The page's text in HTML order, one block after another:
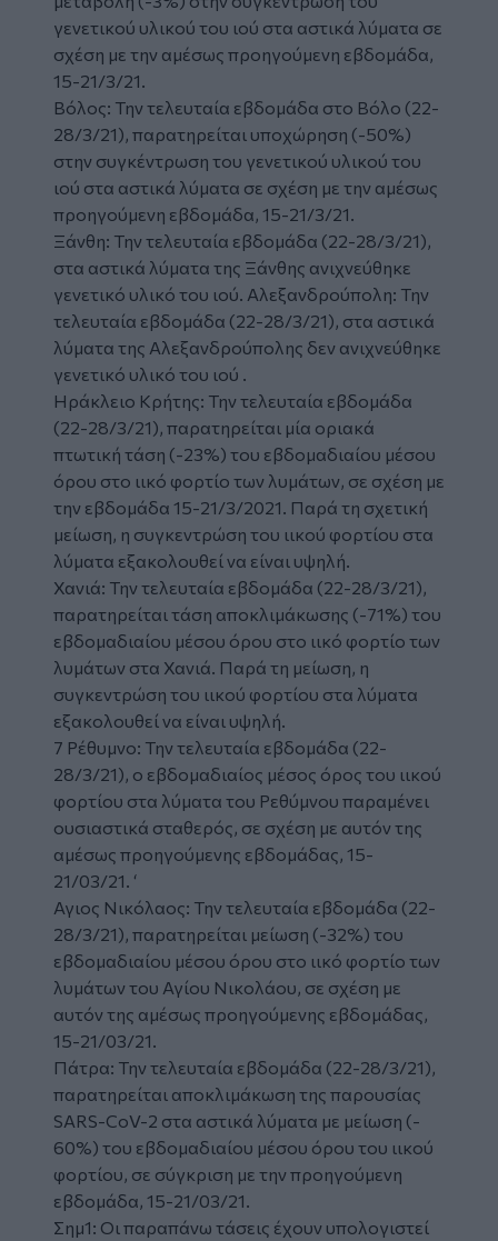
γενετικού υλικού του ιού στα αστικά λύματα σε
σχέση με την αμέσως προηγούμενη εβδομάδα,
15-21/3/21.
Βόλος: Την τελευταία εβδομάδα στο Βόλο (22-
28/3/21), παρατηρείται υποχώρηση (-50%)
στην συγκέντρωση του γενετικού υλικού του
ιού στα αστικά λύματα σε σχέση με την αμέσως
προηγούμενη εβδομάδα, 15-21/3/21.
Ξάνθη: Την τελευταία εβδομάδα (22-28/3/21),
στα αστικά λύματα της Ξάνθης ανιχνεύθηκε
γενετικό υλικό του ιού. Αλεξανδρούπολη: Την
τελευταία εβδομάδα (22-28/3/21), στα αστικά
λύματα της Αλεξανδρούπολης δεν ανιχνεύθηκε
γενετικό υλικό του ιού .
Ηράκλειο Κρήτης: Την τελευταία εβδομάδα
(22-28/3/21), παρατηρείται μία οριακά
πτωτική τάση (-23%) του εβδομαδιαίου μέσου
όρου στο ιικό φορτίο των λυμάτων, σε σχέση με
την εβδομάδα 15-21/3/2021. Παρά τη σχετική
μείωση, η συγκεντρώση του ιικού φορτίου στα
λύματα εξακολουθεί να είναι υψηλή.
Χανιά: Την τελευταία εβδομάδα (22-28/3/21),
παρατηρείται τάση αποκλιμάκωσης (-71%) του
εβδομαδιαίου μέσου όρου στο ιικό φορτίο των
λυμάτων στα Χανιά. Παρά τη μείωση, η
συγκεντρώση του ιικού φορτίου στα λύματα
εξακολουθεί να είναι υψηλή.
7 Ρέθυμνο: Την τελευταία εβδομάδα (22-
28/3/21), ο εβδομαδιαίος μέσος όρος του ιικού
φορτίου στα λύματα του Ρεθύμνου παραμένει
ουσιαστικά σταθερός, σε σχέση με αυτόν της
αμέσως προηγούμενης εβδομάδας, 15-
21/03/21. ‘
Αγιος Νικόλαος: Την τελευταία εβδομάδα (22-
28/3/21), παρατηρείται μείωση (-32%) του
εβδομαδιαίου μέσου όρου στο ιικό φορτίο των
λυμάτων του Αγίου Νικολάου, σε σχέση με
αυτόν της αμέσως προηγούμενης εβδομάδας,
15-21/03/21.
Πάτρα: Την τελευταία εβδομάδα (22-28/3/21),
παρατηρείται αποκλιμάκωση της παρουσίας
SARS-CoV-2 στα αστικά λύματα με μείωση (-
60%) του εβδομαδιαίου μέσου όρου του ιικού
φορτίου, σε σύγκριση με την προηγούμενη
εβδομάδα, 15-21/03/21.
Σημ1: Οι παραπάνω τάσεις έχουν υπολογιστεί